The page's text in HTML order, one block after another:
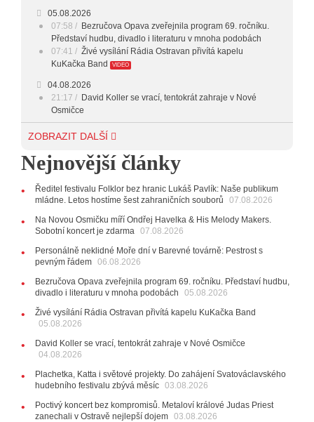
05.08.2026
07:58
Bezručova Opava zveřejnila program 69. ročníku.
Představí hudbu, divadlo i literaturu v mnoha podobách
07:41
Živé vysílání Rádia Ostravan přivítá kapelu
KuKačka Band
VIDEO
04.08.2026
21:17
David Koller se vrací, tentokrát zahraje v Nové
Osmičce
03.08.2026
Svatováclavského hudebního festivalu zbývá měsíc
11:00
Do Ostravy se vrací britští Modestep, vystoupí v
listopadu v klubu Barrák
VIDEO
10:33
Úsměvné historky ze života ostravské kapely
Verše: Od zapomenutých baterek až po kuriózní krádež
28.07.2026
jen několik desítek posledních vstupenek
27.07.2026
20:44
10:06
Ladná Čeladná nabídne Olympic, Langerovou i
Kirschner, návštěvníci nově zaplatí už jen pomocí čipů
24.07.2026
Zpěvačka Tanja vydala nové EP Plamen
22.07.2026
ZOBRAZIT DALŠÍ
Nejnovější články
Ředitel festivalu Folklor bez hranic Lukáš Pavlík: Naše publikum
mládne. Letos hostíme šest zahraničních souborů
07.08.2026
Na Novou Osmičku míří Ondřej Havelka & His Melody Makers.
Sobotní koncert je zdarma 07.08.2026
Personálně neklidné Moře dní v Barevné továrně: Pestrost s
pevným řádem 06.08.2026
Bezručova Opava zveřejnila program 69. ročníku. Představí hudbu,
divadlo i literaturu v mnoha podobách
05.08.2026
Živé vysílání Rádia Ostravan přivítá kapelu KuKačka Band
05.08.2026
David Koller se vrací, tentokrát zahraje v Nové Osmičce
04.08.2026
Plachetka, Katta i světové projekty. Do zahájení Svatováclavského
hudebního festivalu zbývá měsíc 03.08.2026
Poctivý koncert bez kompromisů. Metaloví králové Judas Priest
zanechali v Ostravě nejlepší dojem 03.08.2026